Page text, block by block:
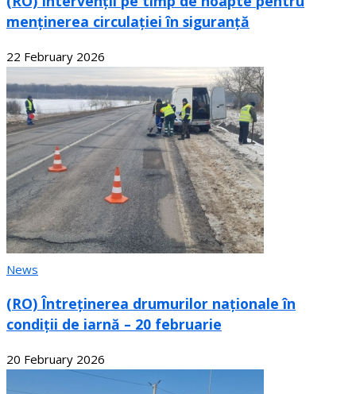
menținerea circulației în siguranță
22 February 2026
News
(RO) Întreținerea drumurilor naționale în
condiții de iarnă – 20 februarie
20 February 2026